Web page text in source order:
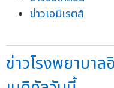
ข่าวเอมิเรตส์
ข่าวโรงพยาบา